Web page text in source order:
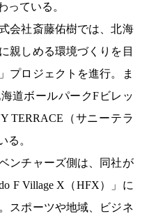
っている。
会社斎藤佑樹では、北海
親しめる環境づくりを目
プロジェクトを進行。ま
道ボールパークFビレッ
TERRACE（サニーテラ
る。
ンチャーズ側は、同社が
F Village X（HFX）」に
スポーツや地域、ビジネ